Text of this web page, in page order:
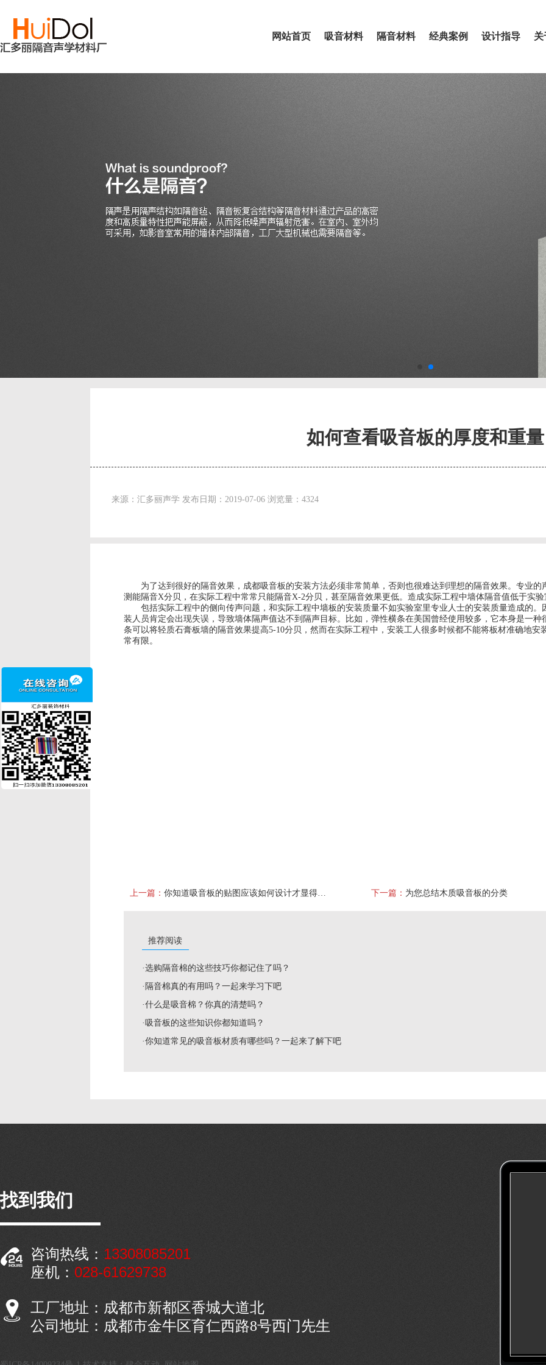
网站首页 吸音材料 隔音材料 经典案例 设计指导 关
如何查看吸音板的厚度和重量
来源：汇多丽声学 发布日期：2019-07-06 浏览量：4324
为了达到很好的隔音效果，成都吸音板 的安装方法必须非常简单，否则也很难达到理想的隔音效果。专业
测能隔音X分贝，在实际工程中常常只能隔音X-2分贝，甚至隔音效果更低。造成实际工程中墙体隔音值低于实
包括实际工程中的侧向传声问题，和实际工程中墙板的安装质量不如实验室里专业人士的安装质量造成的。
装人员肯定会出现失误，导致墙体隔声值达不到隔声目标。比如，弹性横条在美国曾经使用较多，它本身是一
条可以将轻质石膏板墙的隔音效果提高5-10分贝，然而在实际工程中，安装工人很多时候都不能将板材准确地
常有限。
上一篇： 你知道吸音板的贴图应该如何设计才显得真实? 下一篇： 为您总结木质吸音板的分类
推荐阅读
·选购隔音棉的这些技巧你都记住了吗？
·隔音棉真的有用吗？一起来学习下吧
·什么是吸音棉？你真的清楚吗？
·吸音板的这些知识你都知道吗？
·你知道常见的吸音板材质有哪些吗？一起来了解下吧
找到我们
咨询热线： 13308085201
座机： 028-61629738
工厂地址：成都市新都区香城大道北
公司地址：成都市金牛区育仁西路8号西门先生